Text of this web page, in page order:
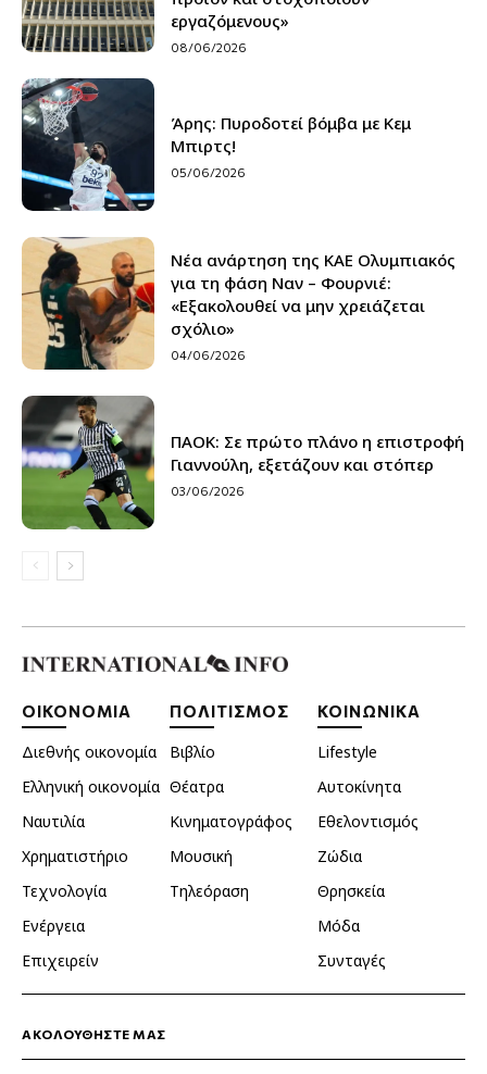
εργαζόμενους»
08/06/2026
Άρης: Πυροδοτεί βόμβα με Κεμ
Μπιρτς!
05/06/2026
Νέα ανάρτηση της ΚΑΕ Ολυμπιακός
για τη φάση Ναν – Φουρνιέ:
«Εξακολουθεί να μην χρειάζεται
σχόλιο»
04/06/2026
ΠΑΟΚ: Σε πρώτο πλάνο η επιστροφή
Γιαννούλη, εξετάζουν και στόπερ
03/06/2026
ΟΙΚΟΝΟΜΙΑ
Διεθνής οικονομία
Ελληνική οικονομία
Ναυτιλία
Χρηματιστήριο
Τεχνολογία
Ενέργεια
Επιχειρείν
ΠΟΛΙΤΙΣΜΟΣ
Βιβλίο
Θέατρα
Κινηματογράφος
Μουσική
Τηλεόραση
ΚΟΙΝΩΝΙΚΑ
Lifestyle
Αυτοκίνητα
Εθελοντισμός
Ζώδια
Θρησκεία
Μόδα
Συνταγές
ΑΚΟΛΟΥΘΗΣΤΕ ΜΑΣ